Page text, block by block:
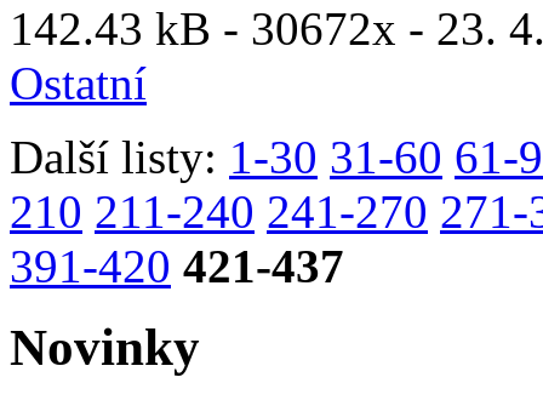
142.43 kB - 30672x - 23.
Ostatní
Další listy: 1-30 31-60 61-
210 211-240 241-270 271-
391-420 421-437
Novinky